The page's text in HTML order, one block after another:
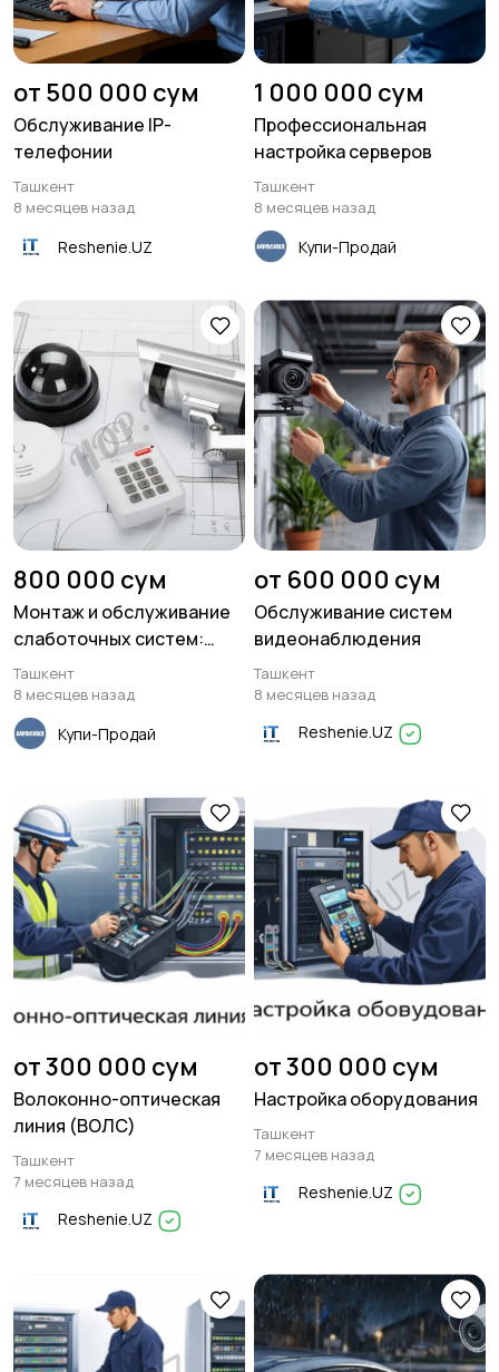
от 500 000 сум
Обслуживание IP-
телефонии
Ташкент
8 месяцев назад
Reshenie.UZ
1 000 000 сум
Профессиональная
настройка серверов
Ташкент
8 месяцев назад
Купи-Продай
800 000 сум
Монтаж и обслуживание
слаботочных систем:
Video · SKUD · Face-ID ·
ANPR
Ташкент
8 месяцев назад
Купи-Продай
от 600 000 сум
Обслуживание систем
видеонаблюдения
Ташкент
8 месяцев назад
Reshenie.UZ
от 300 000 сум
Волоконно-оптическая
линия (ВОЛС)
Ташкент
7 месяцев назад
Reshenie.UZ
от 300 000 сум
Настройка оборудования
Ташкент
7 месяцев назад
Reshenie.UZ